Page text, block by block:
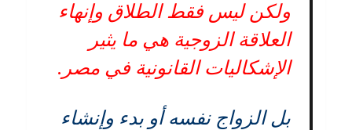
ولكن ليس فقط الطلاق وإنهاء
العلاقة الزوجية هي ما يثير
الإشكاليات القانونية في مصر.
بل الزواج نفسه أو بدء وإنشاء